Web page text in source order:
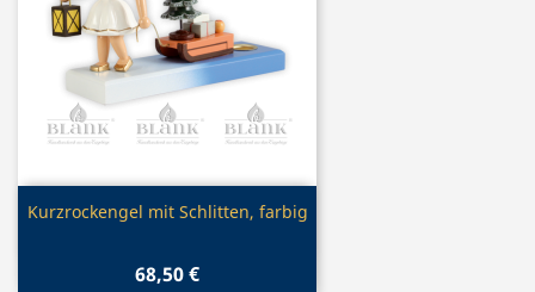
Vorschau
Kurzrockengel mit Schlitten, farbig
68,50 €